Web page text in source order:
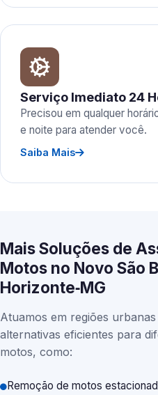
Serviço Imediato 24
Precisou em qualquer
e noite para atender você.
Saiba Mais
Mais Soluções de
Motos no Novo São
Horizonte‑MG
Atuamos em regiões
alternativas eficientes para
motos, como:
Remoção de motos